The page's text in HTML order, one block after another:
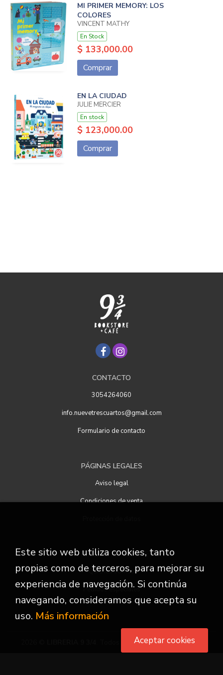
MI PRIMER MEMORY: LOS
COLORES
VINCENT MATHY
En Stock
$ 133,000.00
Comprar
EN LA CIUDAD
JULIE MERCIER
En stock
$ 123,000.00
Comprar
CONTACTO
3054264060
info.nuevetrescuartos@gmail.com
Formulario de contacto
PÁGINAS LEGALES
Aviso legal
Condiciones de venta
ATENCIÓN AL CLIENTE
Quiénes somos
Pedidos especiales
. Todos los Derechos Reservados
Este sitio web utiliza cookies, tanto
propias como de terceros, para mejorar su
experiencia de navegación. Si continúa
navegando, consideramos que acepta su
uso. Más información
Aceptar cookies